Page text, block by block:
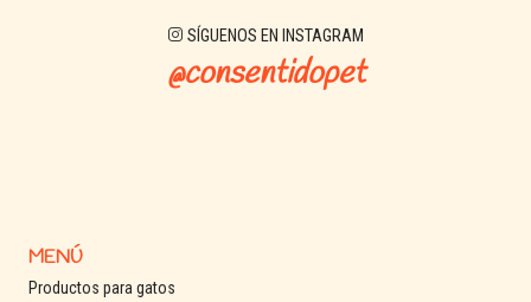
SÍGUENOS EN INSTAGRAM
@consentidopet
MENÚ
Productos para gatos